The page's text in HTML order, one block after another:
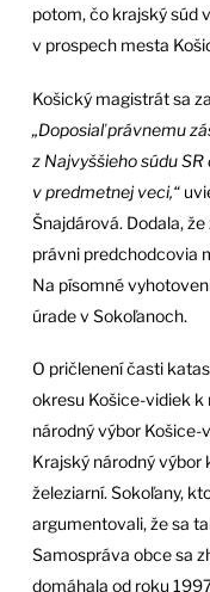
potom, čo krajský súd
v prospech mesta
Košický magistrát sa
„Doposiaľ právnemu
z Najvyššieho súdu
v predmetnej veci,“
Šnajdárová. Dodala,
právni predchodcovia
Na písomné
úrade v Sokoľanoch.
O pričlenení časti
okresu Košice-vidiek k
národný výbor Košice-
Krajský národný
železiarní. Sokoľany,
argumentovali, že sa
Samospráva obce sa
domáhala od roku